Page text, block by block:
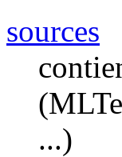
sources
...)